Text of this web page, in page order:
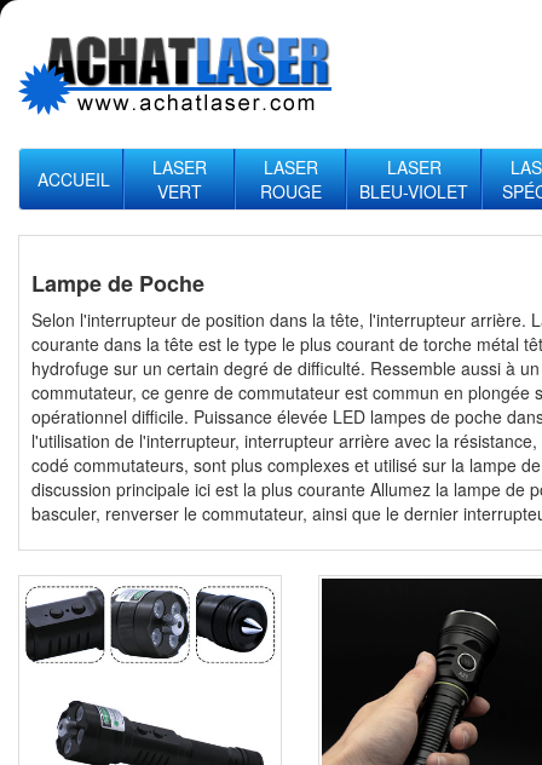
ACCUEIL
LASER
VERT
LASER
ROUGE
LASER
BLEU-VIOLET
Lampe de Poche
Selon l'interrupteur de position dans la tête, l'interrupteur arrière.
courante dans la tête est le type le plus courant de torche métal
hydrofuge sur un certain degré de difficulté. Ressemble aussi à
commutateur, ce genre de commutateur est commun en plongée
opérationnel difficile. Puissance élevée LED lampes de poche
l'utilisation de l'interrupteur, interrupteur arrière avec la
codé commutateurs, sont plus complexes et utilisé sur la lampe
discussion principale ici est la plus courante Allumez la lampe de
basculer, renverser le commutateur, ainsi que le dernier